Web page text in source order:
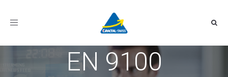
Toggle
EN 9100